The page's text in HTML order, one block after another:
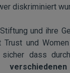
diskriminiert
und ihre
Trust und
sicher dass